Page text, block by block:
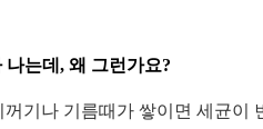
는데, 왜 그런가요?
기나 기름때가 쌓이면 세균이